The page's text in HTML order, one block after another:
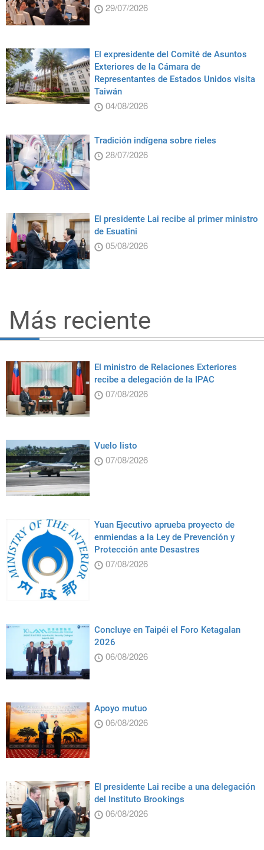
29/07/2026
El expresidente del Comité de Asuntos
Exteriores de la Cámara de
Representantes de Estados Unidos visita
Taiwán
04/08/2026
Tradición indígena sobre rieles
28/07/2026
El presidente Lai recibe al primer ministro
de Esuatini
05/08/2026
Más reciente
El ministro de Relaciones Exteriores
recibe a delegación de la IPAC
07/08/2026
Vuelo listo
07/08/2026
Yuan Ejecutivo aprueba proyecto de
enmiendas a la Ley de Prevención y
Protección ante Desastres
07/08/2026
Concluye en Taipéi el Foro Ketagalan
2026
06/08/2026
Apoyo mutuo
06/08/2026
El presidente Lai recibe a una delegación
del Instituto Brookings
06/08/2026